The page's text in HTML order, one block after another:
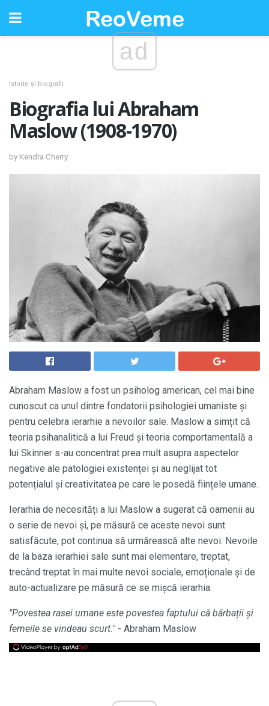
ad
Istorie și biografii
Biografia lui Abraham
Maslow (1908-1970)
by Kendra Cherry
Abraham Maslow a fost un psiholog american, cel mai bine
cunoscut ca unul dintre fondatorii psihologiei umaniste și
pentru celebra ierarhie a nevoilor sale. Maslow a simțit că
teoria psihanalitică a lui Freud și teoria comportamentală a
lui Skinner s-au concentrat prea mult asupra aspectelor
negative ale patologiei existenței și au neglijat tot
potențialul și creativitatea pe care le posedă ființele umane.
Ierarhia de necesități a lui Maslow a sugerat că oamenii au
o serie de nevoi și, pe măsură ce aceste nevoi sunt
satisfăcute, pot continua să urmărească alte nevoi. Nevoile
de la baza ierarhiei sale sunt mai elementare, treptat,
trecând treptat în mai multe nevoi sociale, emoționale și de
auto-actualizare pe măsură ce se mișcă ierarhia.
"Povestea rasei umane este povestea faptului că bărbații și
femeile se vindeau scurt."- Abraham Maslow